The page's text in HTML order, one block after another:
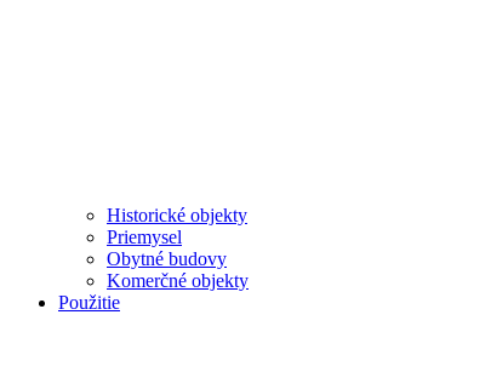
Historické objekty
Priemysel
Obytné budovy
Komerčné objekty
Použitie